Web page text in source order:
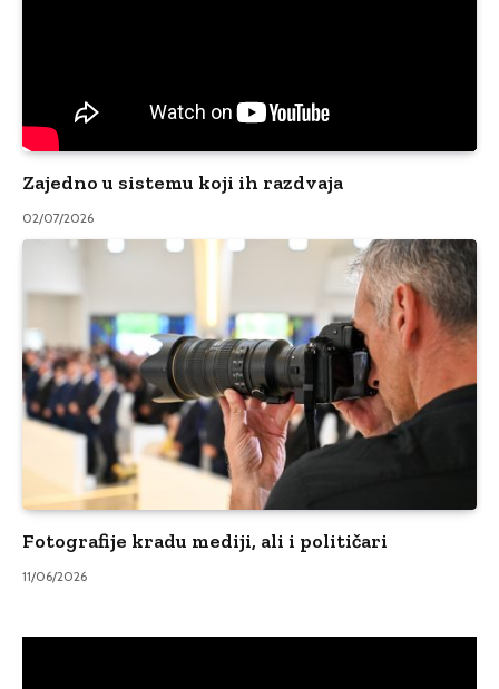
Zajedno u sistemu koji ih razdvaja
02/07/2026
Fotografije kradu mediji, ali i političari
11/06/2026